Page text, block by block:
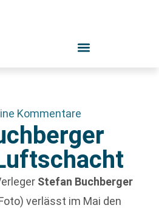
Kommentare
Stefan Buchberger
verlässt im Mai den